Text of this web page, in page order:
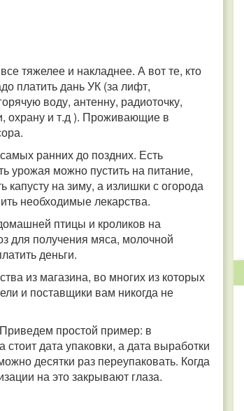
тяжелее и накладнее. А вот те, кто
платить дань УК (за лифт,
воду, антенну, радиоточку,
охрану и т.д ). Проживающие в
ранних до поздних. Есть
урожая можно пустить на питание,
капусту на зиму, а излишки с огорода
необходимые лекарства.
птицы и кроликов на
для получения мяса, молочной
деньги.
из магазина, во многих из которых
и поставщики вам никогда не
простой пример: в
дата упаковки, а дата выработки
десятки раз переупаковать. Когда
на это закрывают глаза.